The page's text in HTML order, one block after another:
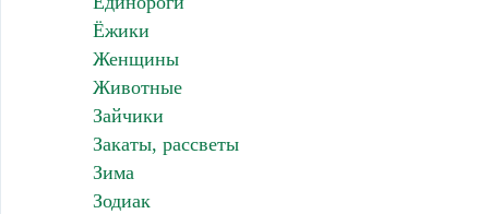
Ёжики
Женщины
Животные
Зайчики
Закаты, рассветы
Зима
Зодиак